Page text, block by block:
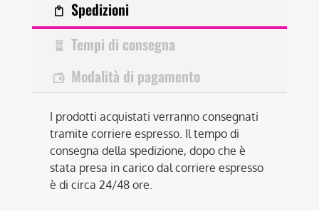
Spedizioni
Tempi di consegna
Modalità di pagamento
I prodotti acquistati verranno consegnati
tramite corriere espresso. Il tempo di
consegna della spedizione, dopo che è
stata presa in carico dal corriere espresso
è di circa 24/48 ore.